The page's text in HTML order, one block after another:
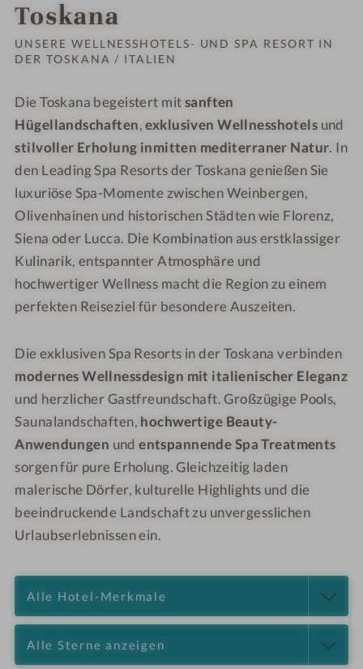
Toskana
UNSERE WELLNESSHOTELS- UND SPA RESORT IN
DER TOSKANA / ITALIEN
Die Toskana begeistert mitsanften
Hügellandschaften,exklusiven Wellnesshotels und
stilvoller Erholung inmitten mediterraner Natur. In
den Leading Spa Resorts der Toskana genießen Sie
luxuriöse Spa-Momente zwischen Weinbergen,
Olivenhainen und historischen Städten wie Florenz,
Siena oder Lucca. Die Kombination aus erstklassiger
Kulinarik, entspannter Atmosphäre und
hochwertiger Wellness macht die Region zu einem
perfekten Reiseziel für besondere Auszeiten.
Die exklusiven Spa Resorts in der Toskana verbinden
modernes Wellnessdesign mit italienischer Eleganz
und herzlicher Gastfreundschaft. Großzügige Pools,
Saunalandschaften, hochwertige Beauty-
Anwendungen undentspannende Spa Treatments
sorgen für pure Erholung. Gleichzeitig laden
malerische Dörfer, kulturelle Highlights und die
beeindruckende Landschaft zu unvergesslichen
Urlaubserlebnissen ein.